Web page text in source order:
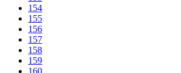
154
155
156
157
158
159